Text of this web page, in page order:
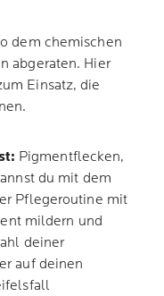
dem chemischen
abgeraten. Hier
Einsatz, die
Pigmentflecken,
du mit dem
Pflegeroutine mit
mildern und
deiner
auf deinen